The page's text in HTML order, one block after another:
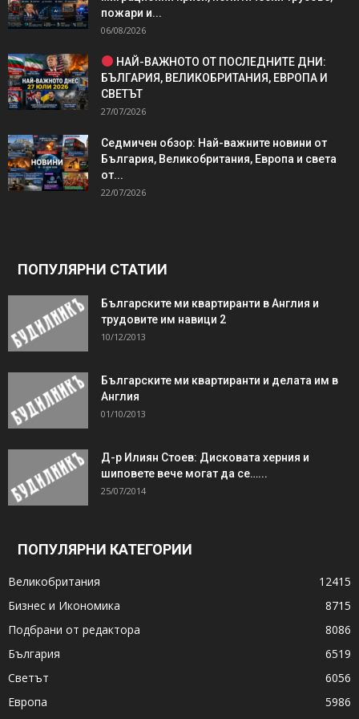
пожари и...
06/08/2026
НАЙ-ВАЖНОТО ОТ ПОСЛЕДНИТЕ ДНИ:
БЪЛГАРИЯ, ВЕЛИКОБРИТАНИЯ, ЕВРОПА И
СВЕТЪТ
27/07/2026
Седмичен обзор: Най-важните новини от
България, Великобритания, Европа и света
от...
22/07/2026
ПОПУЛЯРНИ СТАТИИ
Българските ми квартиранти в Англия и
трудовите им навици 2
10/12/2013
Българските ми квартиранти и делата им в
Англия
01/10/2013
Д-р Илиян Стоев: Дисковата херния и
шиповете вече могат да се…...
25/07/2014
ПОПУЛЯРНИ КАТЕГОРИИ
Великобритания
12415
Бизнес и Икономика
8715
Подбрани от редактора
8086
България
6519
Светът
6056
Европа
5986